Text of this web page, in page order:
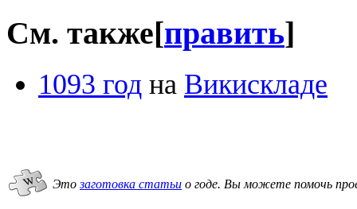
См. также [править]
1093 год на Викискладе
Этозаготовка статьи о годе. Вы можете помочь